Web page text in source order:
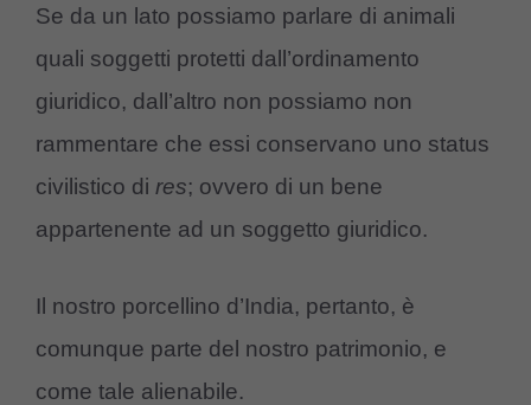
Se da un lato possiamo parlare di animali
quali soggetti protetti dall’ordinamento
giuridico, dall’altro non possiamo non
rammentare che essi conservano uno status
civilistico di res; ovvero di un bene
appartenente ad un soggetto giuridico.
Il nostro porcellino d’India, pertanto, è
comunque parte del nostro patrimonio, e
come tale alienabile.